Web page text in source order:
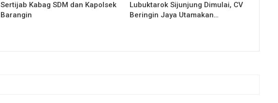
Sertijab Kabag SDM dan Kapolsek
Barangin
Lubuktarok Sijunjung Dimulai, CV
Beringin Jaya Utamakan…